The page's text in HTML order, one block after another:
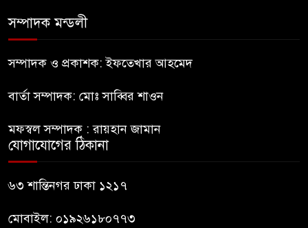
পিস্তল ইয়াবাসহ আটক-১
৬ সাংবাদিক আহত
সম্পাদক মন্ডলী
সম্পাদক ও প্রকাশক: ইফতেখার আহমেদ
বার্তা সম্পাদক: মোঃ সাব্বির শাওন
মফস্বল সম্পাদক : রায়হান জামান
যোগাযোগের ঠিকানা
৬৩ শান্তিনগর ঢাকা ১২১৭
মোবাইল: ০১৯২৬১৮০৭৭৩